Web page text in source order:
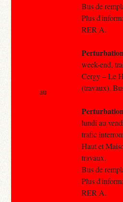
Bus de
Plus
RER A.
week-end,
Cergy – Le
(travaux).
lundi au
trafic
Haut et
travaux.
Bus de
Plus
RER A.
au